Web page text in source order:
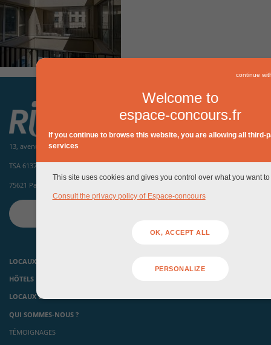
13, avenue de la porte d'Italie
TSA 61371
75621 Paris Cedex 13
LOCAUX D’ACTIVITÉS ET HÔTELS INDUSTRIELS
HÔTELS D’ENTREPRISES, PÉPINIÈRES ET INCUBATEURS
LOCAUX ÉVÉNEMENTIELS
QUI SOMMES-NOUS ?
TÉMOIGNAGES
continue
Welcome to
espace-concours.fr
If you continue to browse this website, you are allowing all third-
services
This site uses cookies and gives you control over what you want
Consult the privacy policy of Espace-concours
OK, ACCEPT ALL
PERSONALIZE